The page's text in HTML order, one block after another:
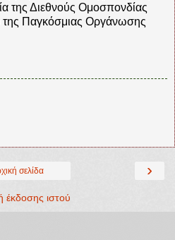
της Διεθνούς Ομοσπονδίας
της Παγκόσμιας Οργάνωσης
›
σελίδα
έκδοσης ιστού